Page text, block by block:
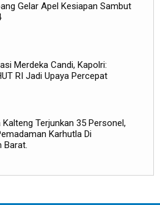
Gelar Apel Kesiapan Sambut
Merdeka Candi, Kapolri:
RI Jadi Upaya Percepat
Terjunkan 35 Personel,
Karhutla Di
Barat.